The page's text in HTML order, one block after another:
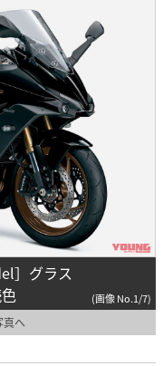
］グラス
(画像 No.1/7)
真へ